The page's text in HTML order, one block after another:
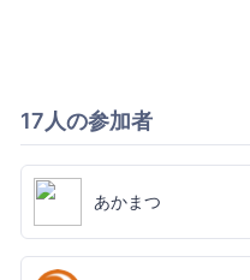
17人の参加者
あかまつ